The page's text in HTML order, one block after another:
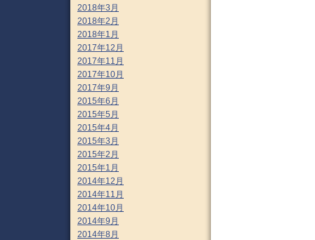
2018年3月
2018年2月
2018年1月
2017年12月
2017年11月
2017年10月
2017年9月
2015年6月
2015年5月
2015年4月
2015年3月
2015年2月
2015年1月
2014年12月
2014年11月
2014年10月
2014年9月
2014年8月